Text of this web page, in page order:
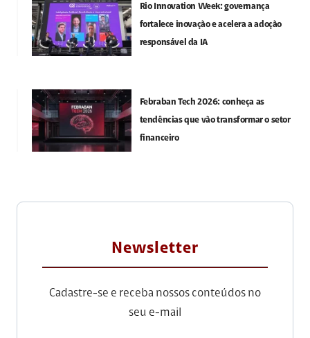
Rio Innovation Week: governança
fortalece inovação e acelera a adoção
responsável da IA
Febraban Tech 2026: conheça as
tendências que vão transformar o setor
financeiro
Newsletter
Cadastre-se e receba nossos conteúdos no
seu e-mail